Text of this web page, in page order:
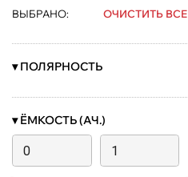
ВЫБРАНО: ОЧИСТИТЬ ВСЕ
▾ ПОЛЯРНОСТЬ
▾ ЁМКОСТЬ (АЧ.)